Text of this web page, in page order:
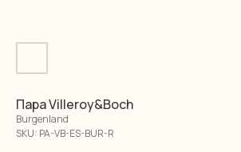
Пара Villeroy&Boch
Burgenland
SKU: PA-VB-ES-BUR-R